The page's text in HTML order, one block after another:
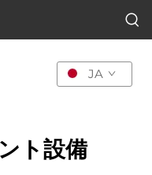
JA
ト設備